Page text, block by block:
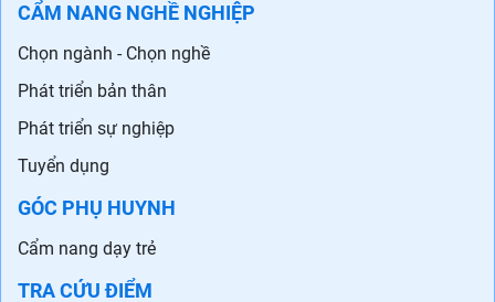
CẨM NANG NGHỀ NGHIỆP
Chọn ngành - Chọn nghề
Phát triển bản thân
Phát triển sự nghiệp
Tuyển dụng
GÓC PHỤ HUYNH
Cẩm nang dạy trẻ
TRA CỨU ĐIỂM